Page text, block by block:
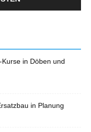
in Döben und
in Planung